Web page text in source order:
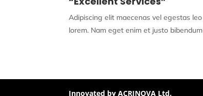
Adipiscing elit maecenas vel egestas
lorem. Nam eget enim et justo
Innovated by ACRINOVA Ltd.